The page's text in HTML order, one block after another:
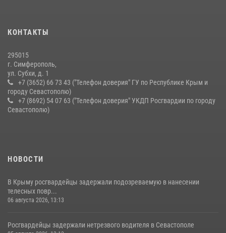
10 июля 2026, 15:10
КОНТАКТЫ
295015
г. Симферополь,
ул. Субхи, д. 1
+7 (3652) 66 73 43 ("Телефон доверия" ГУ по Республике Крым и
городу Севастополю)
+7 (8692) 54 07 63 ("Телефон доверия" УКДП Росгвардии по городу
Севастополю)
НОВОСТИ
В Крыму росгвардейцы задержали подозреваемую в нанесении
телесных повр...
06 августа 2026, 13:13
Росгвардейцы задержали нетрезвого водителя в Севастополе